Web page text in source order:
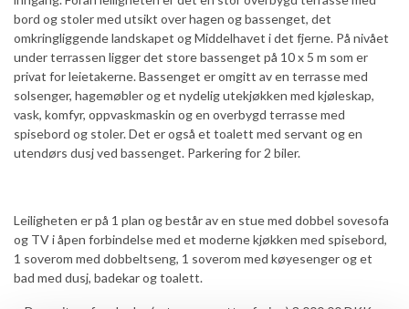
provided to them or that they’ve collected from your use
of their services.
Consent
Selection
Necessary
Statistics
bord og stoler med utsikt over hagen og bassenget, det
omkringliggende landskapet og Middelhavet i det fjerne. På nivået
under terrassen ligger det store bassenget på 10 x 5 m som er
privat for leietakerne. Bassenget er omgitt av en terrasse med
solsenger, hagemøbler og et nydelig utekjøkken med kjøleskap,
vask, komfyr, oppvaskmaskin og en overbygd terrasse med
spisebord og stoler. Det er også et toalett med servant og en
utendørs dusj ved bassenget. Parkering for 2 biler.
Leiligheten er på 1 plan og består av en stue med dobbel sovesofa
og TV i åpen forbindelse med et moderne kjøkken med spisebord,
1 soverom med dobbeltseng, 1 soverom med køyesenger og et
bad med dusj, badekar og toalett.